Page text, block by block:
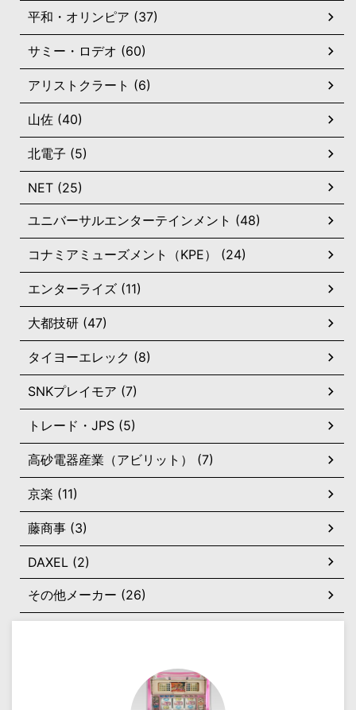
平和・オリンピア (37)
サミー・ロデオ (60)
アリストクラート (6)
山佐 (40)
北電子 (5)
NET (25)
ユニバーサルエンターテインメント (48)
コナミアミューズメント（KPE） (24)
エンターライズ (11)
大都技研 (47)
タイヨーエレック (8)
SNKプレイモア (7)
トレード・JPS (5)
高砂電器産業（アビリット） (7)
京楽 (11)
藤商事 (3)
DAXEL (2)
その他メーカー (26)